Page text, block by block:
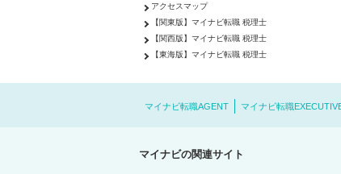
アクセスマップ
【関東版】マイナビ転職 税理士
【関西版】マイナビ転職 税理士
【東海版】マイナビ転職 税理士
マイナビ転職AGENT マイナビ転職
マイナビの関連サイト